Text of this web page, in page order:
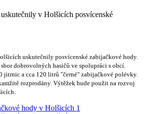
v Holšicích posvícenské
uskutečnily posvícenské zabijačkové hody.
dobrovolných hasičů ve spolupráci s obcí.
jitrnic a cca 120 litrů "černé" zabijačkové polévky.
rozprodány. Výtěžek bude použit na rozvoj